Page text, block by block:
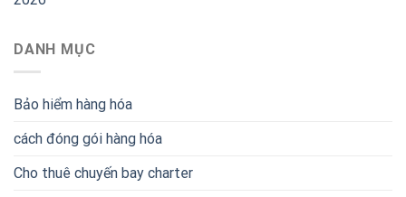
DANH MỤC
Bảo hiểm hàng hóa
cách đóng gói hàng hóa
Cho thuê chuyến bay charter